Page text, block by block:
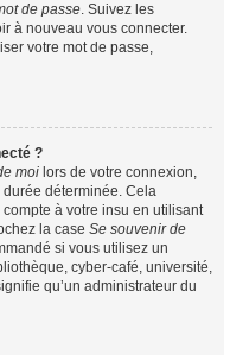
de passe. Suivez les
à nouveau vous connecter.
votre mot de passe,
?
moi lors de votre connexion,
déterminée. Cela
à votre insu en utilisant
la case Se souvenir de
si vous utilisez un
cyber-café, université,
qu’un administrateur du